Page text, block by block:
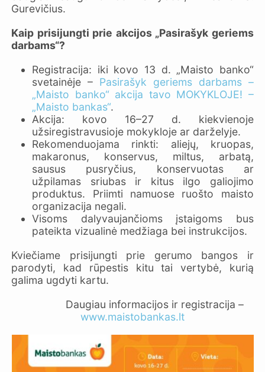
Gurevičius.
Kaip prisijungti prie akcijos „Pasirašyk geriems
darbams“?
Registracija: iki kovo 13 d. „Maisto banko“
svetainėje – Pasirašyk geriems darbams –
„Maisto banko“ akcija tavo MOKYKLOJE! –
„Maisto bankas“.
Akcija: kovo 16–27 d. kiekvienoje
užsiregistravusioje mokykloje ar darželyje.
Rekomenduojama rinkti: aliejų, kruopas,
makaronus, konservus, miltus, arbatą,
sausus pusryčius, konservuotas ar
užpilamas sriubas ir kitus ilgo galiojimo
produktus. Priimti namuose ruošto maisto
organizacija negali.
Visoms dalyvaujančioms įstaigoms bus
pateikta vizualinė medžiaga bei instrukcijos.
Kviečiame prisijungti prie gerumo bangos ir
parodyti, kad rūpestis kitu tai vertybė, kurią
galima ugdyti kartu.
Daugiau informacijos ir registracija –
www.maistobankas.lt